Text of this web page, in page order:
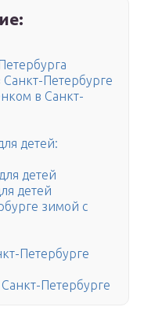
Петербурге
в Санкт-
детей:
детей
детей
зимой с
Петербурге
Петербурге